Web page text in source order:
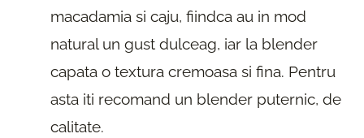
macadamia si caju, fiindca au in mod
natural un gust dulceag, iar la blender
capata o textura cremoasa si fina. Pentru
asta iti recomand un blender puternic, de
calitate.